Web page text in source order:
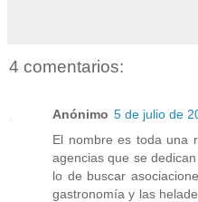
4 comentarios:
Anónimo 5 de julio de
El nombre es toda una
agencias que se
lo de buscar
gastronomía y las